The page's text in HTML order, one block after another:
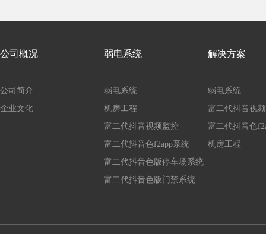
公司概况
公司简介
企业文化
弱电系统
弱电系统
机房工程
富二代抖音视频监控
富二代抖音色f2app系统
富二代抖音色版停车场系统
富二代抖音色版门禁系统
解决方案
弱电系统
富二代抖音视
富二代抖音色
机房工程